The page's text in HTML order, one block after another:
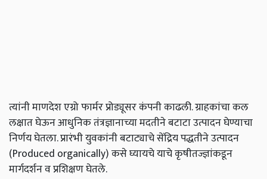
त्यांनी माणदेश एग्रो फार्मर प्रोड्यूसर कंपनी काढली. ग्राहकांचा कल
लक्षात घेऊन आधुनिक तंत्रज्ञानाच्या मदतीने बटाटा उत्पादन घेण्याचा
निर्णय घेतला. प्रारंभी युवकांनी बटाट्याचे सेंद्रिय पद्धतीने उत्पादन
(Produced organically) कसे घ्यायचे याचे कृषीतज्ज्ञांकडून
मार्गदर्शन व प्रशिक्षण घेतले.